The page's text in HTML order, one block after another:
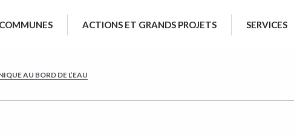
ACTIONS ET GRANDS PROJETS SERVICES
AU BORD DE L’EAU